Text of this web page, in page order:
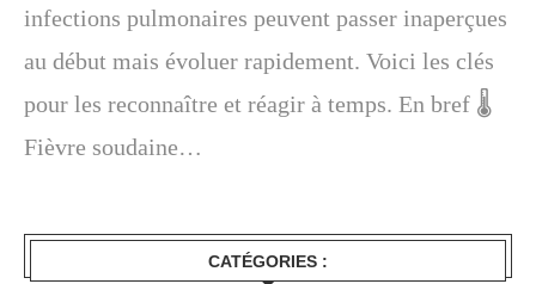
infections pulmonaires peuvent passer inaperçues
au début mais évoluer rapidement. Voici les clés
pour les reconnaître et réagir à temps. En bref 🌡️
Fièvre soudaine…
CATÉGORIES :